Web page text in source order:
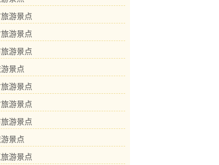
游景点
游景点
游景点
景点
游景点
游景点
游景点
景点
游景点